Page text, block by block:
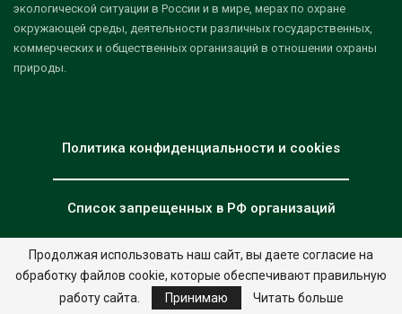
экологической ситуации в России и в мире, мерах по охране
окружающей среды, деятельности различных государственных,
коммерческих и общественных организаций в отношении охраны
природы.
Политика конфиденциальности и cookies
Список запрещенных в РФ организаций
© 2026 - НИА "Экология". Все права защищены. Дизайн:nia.eco
Продолжая использовать наш сайт, вы даете согласие на
обработку файлов cookie, которые обеспечивают правильную
работу сайта.
Принимаю Читать больше